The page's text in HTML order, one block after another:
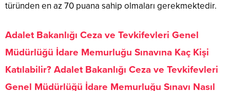
türünden en az 70 puana sahip olmaları gerekmektedir.
Adalet Bakanlığı Ceza ve Tevkifevleri Genel
Müdürlüğü İdare Memurluğu Sınavına Kaç Kişi
Katılabilir? Adalet Bakanlığı Ceza ve Tevkifevleri
Genel Müdürlüğü İdare Memurluğu Sınavı Nasıl